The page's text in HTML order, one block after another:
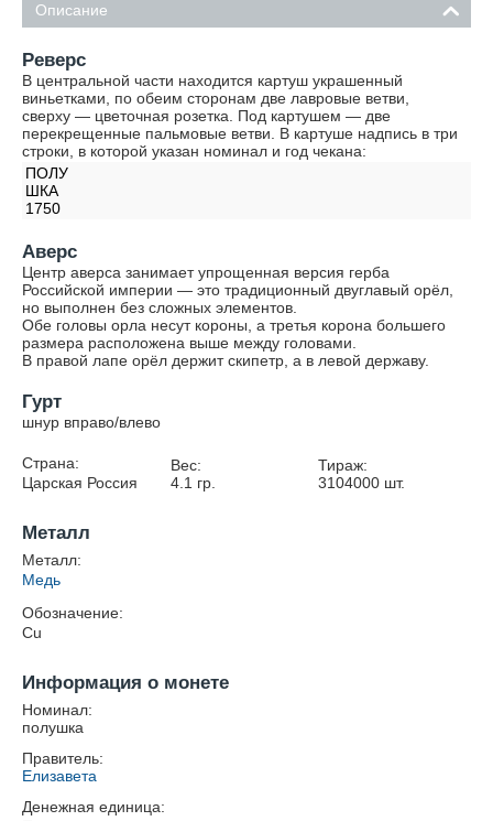
Описание
Реверс
В центральной части находится картуш украшенный
виньетками, по обеим сторонам две лавровые ветви,
сверху — цветочная розетка. Под картушем — две
перекрещенные пальмовые ветви. В картуше надпись в три
строки, в которой указан номинал и год чекана:
ПОЛУ
ШКА
1750
Аверс
Центр аверса занимает упрощенная версия герба
Российской империи — это традиционный двуглавый орёл,
но выполнен без сложных элементов.
Обе головы орла несут короны, а третья корона большего
размера расположена выше между головами.
В правой лапе орёл держит скипетр, а в левой державу.
Гурт
шнур вправо/влево
Страна:
Царская Россия
Вес:
4.1 гр.
Тираж:
3104000 шт.
Металл
Металл:
Медь
Обозначение:
Cu
Информация о монете
Номинал:
полушка
Правитель:
Елизавета
Денежная единица: